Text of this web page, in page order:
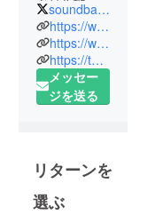
一階
soundbarphoenix
https://www.facebook.com/soundbarphoenix/
https://www.instagram.com/soundbarphoenix/?hl=ja
https://twitter.com/soundbarphoenix?ref_src=twsrc%5Egoogle%7Ctwcamp%5Eserp%7Ctwgr%5Eauthor
メッセー
ジを送る
リターンを
選ぶ